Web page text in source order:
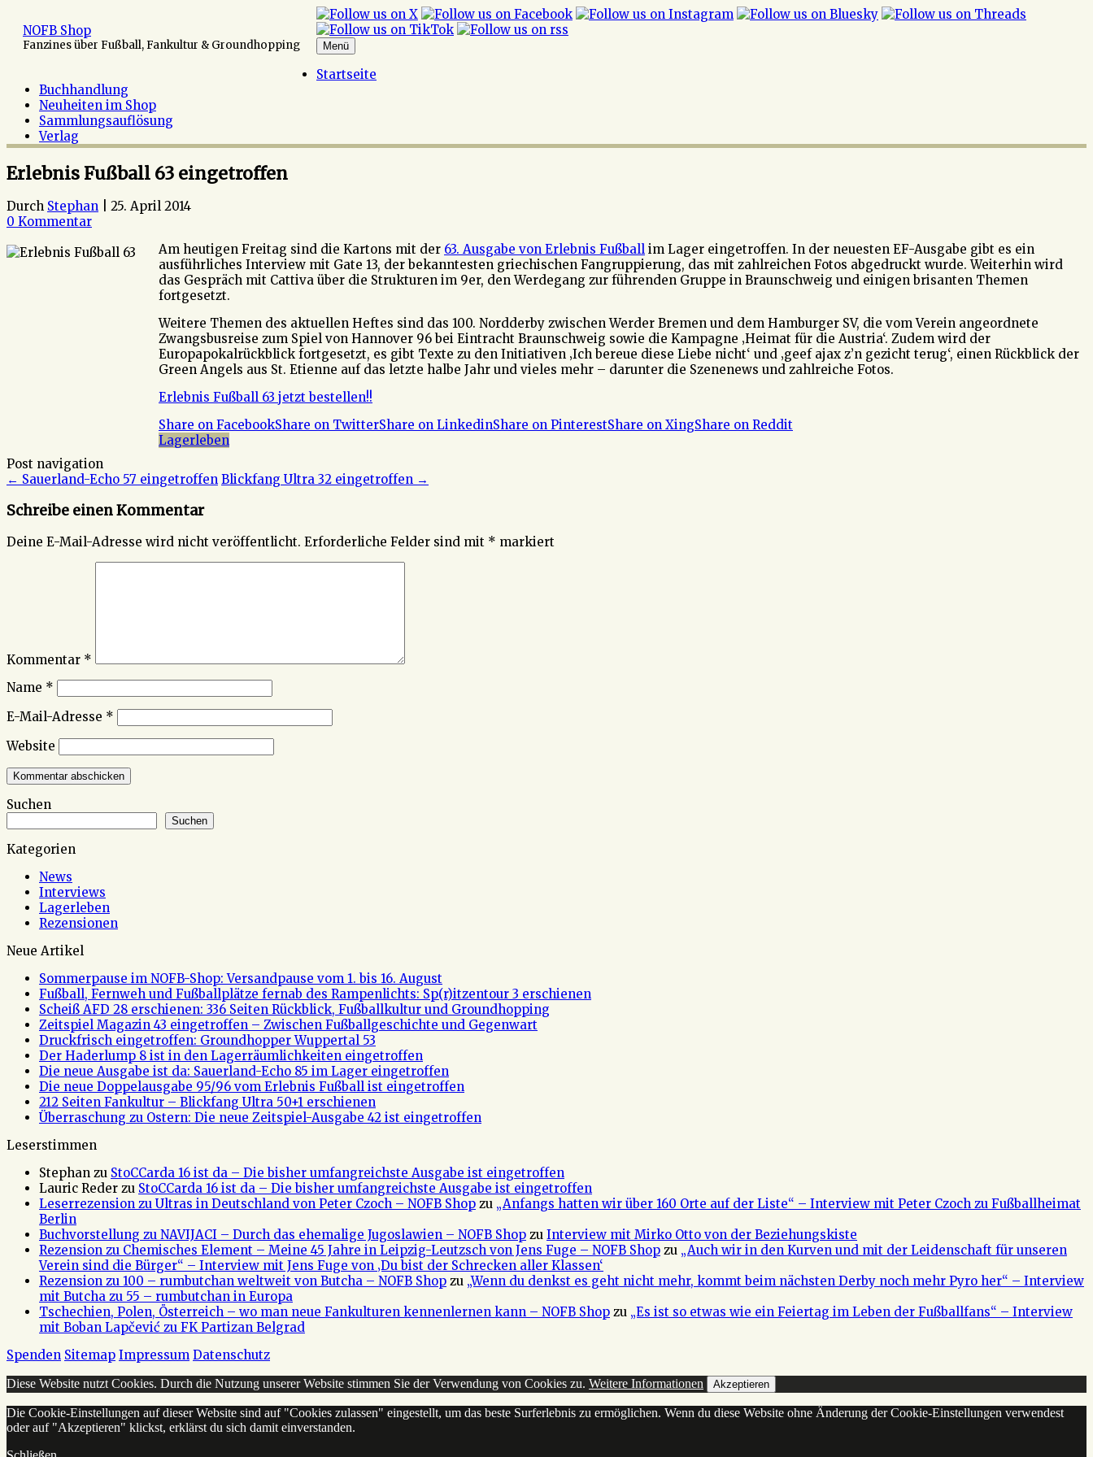
Inhalt
springen
NOFB Shop
Fanzines über Fußball, Fankultur & Groundhopping Menü
Startseite
Buchhandlung
Neuheiten im Shop
Sammlungsauflösung
Verlag
Erlebnis Fußball 63 eingetroffen
Durch Stephan
25. April 2014
0 Kommentar
Am heutigen Freitag sind die Kartons mit der 63. Ausgabe von Erlebnis Fußball im Lager eingetroffen. In der neuesten EF-Ausgabe gibt es ein
ausführliches Interview mit Gate 13, der bekanntesten griechischen Fangruppierung, das mit zahlreichen Fotos abgedruckt wurde. Weiterhin wird
das Gespräch mit Cattiva über die Strukturen im 9er, den Werdegang zur führenden Gruppe in Braunschweig und einigen brisanten Themen
fortgesetzt.
Weitere Themen des aktuellen Heftes sind das 100. Nordderby zwischen Werder Bremen und dem Hamburger SV, die vom Verein angeordnete
Zwangsbusreise zum Spiel von Hannover 96 bei Eintracht Braunschweig sowie die Kampagne ‚Heimat für die Austria‘. Zudem wird der
Europapokalrückblick fortgesetzt, es gibt Texte zu den Initiativen ‚Ich bereue diese Liebe nicht‘ und ‚geef ajax z’n gezicht terug‘, einen Rückblick der
Green Angels aus St. Etienne auf das letzte halbe Jahr und vieles mehr – darunter die Szenenews und zahlreiche Fotos.
Erlebnis Fußball 63 jetzt bestellen!!
Share on FacebookShare on TwitterShare on LinkedinShare on PinterestShare on XingShare on Reddit
Lagerleben
Post navigation
← Sauerland-Echo 57 eingetroffen Blickfang Ultra 32 eingetroffen →
Schreibe einen Kommentar
Deine E-Mail-Adresse wird nicht veröffentlicht. Erforderliche Felder sind mit * markiert
Kommentar *
Name *
E-Mail-Adresse *
Website
Suchen
Suchen
Kategorien
News
Interviews
Lagerleben
Rezensionen
Neue Artikel
Sommerpause im NOFB-Shop: Versandpause vom 1. bis 16. August
Fußball, Fernweh und Fußballplätze fernab des Rampenlichts: Sp(r)itzentour 3 erschienen
Scheiß AFD 28 erschienen: 336 Seiten Rückblick, Fußballkultur und Groundhopping
Zeitspiel Magazin 43 eingetroffen – Zwischen Fußballgeschichte und Gegenwart
Druckfrisch eingetroffen: Groundhopper Wuppertal 53
Der Haderlump 8 ist in den Lagerräumlichkeiten eingetroffen
Die neue Ausgabe ist da: Sauerland-Echo 85 im Lager eingetroffen
Die neue Doppelausgabe 95/96 vom Erlebnis Fußball ist eingetroffen
212 Seiten Fankultur – Blickfang Ultra 50+1 erschienen
Überraschung zu Ostern: Die neue Zeitspiel-Ausgabe 42 ist eingetroffen
Leserstimmen
Stephan zu StoCCarda 16 ist da – Die bisher umfangreichste Ausgabe ist eingetroffen
Lauric Reder zu StoCCarda 16 ist da – Die bisher umfangreichste Ausgabe ist eingetroffen
Leserrezension zu Ultras in Deutschland von Peter Czoch – NOFB Shop zu „Anfangs hatten wir über 160 Orte auf der Liste“ – Interview mit Peter Czoch zu Fußballheimat
Berlin
Buchvorstellung zu NAVIJACI – Durch das ehemalige Jugoslawien – NOFB Shop zu Interview mit Mirko Otto von der Beziehungskiste
Rezension zu Chemisches Element – Meine 45 Jahre in Leipzig-Leutzsch von Jens Fuge – NOFB Shop zu „Auch wir in den Kurven und mit der Leidenschaft für unseren
Verein sind die Bürger“ – Interview mit Jens Fuge von ‚Du bist der Schrecken aller Klassen‘
Rezension zu 100 – rumbutchan weltweit von Butcha – NOFB Shop zu „Wenn du denkst es geht nicht mehr, kommt beim nächsten Derby noch mehr Pyro her“ – Interview
mit Butcha zu 55 – rumbutchan in Europa
Tschechien, Polen, Österreich – wo man neue Fankulturen kennenlernen kann – NOFB Shop zu „Es ist so etwas wie ein Feiertag im Leben der Fußballfans“ – Interview
mit Boban Lapčević zu FK Partizan Belgrad
Spenden Sitemap Impressum Datenschutz
Diese Website nutzt Cookies. Durch die Nutzung unserer Website stimmen Sie der Verwendung von Cookies zu. Weitere Informationen Akzeptieren
Die Cookie-Einstellungen auf dieser Website sind auf "Cookies zulassen" eingestellt, um das beste Surferlebnis zu ermöglichen. Wenn du diese Website ohne Änderung der Cookie-Einstellungen verwendest
oder auf "Akzeptieren" klickst, erklärst du sich damit einverstanden.